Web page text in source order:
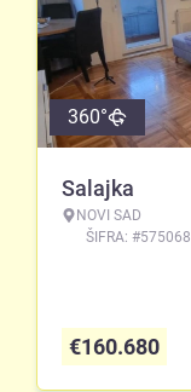
360°
Salajka
NOVI SAD
ŠIFRA: #575068
€160.680